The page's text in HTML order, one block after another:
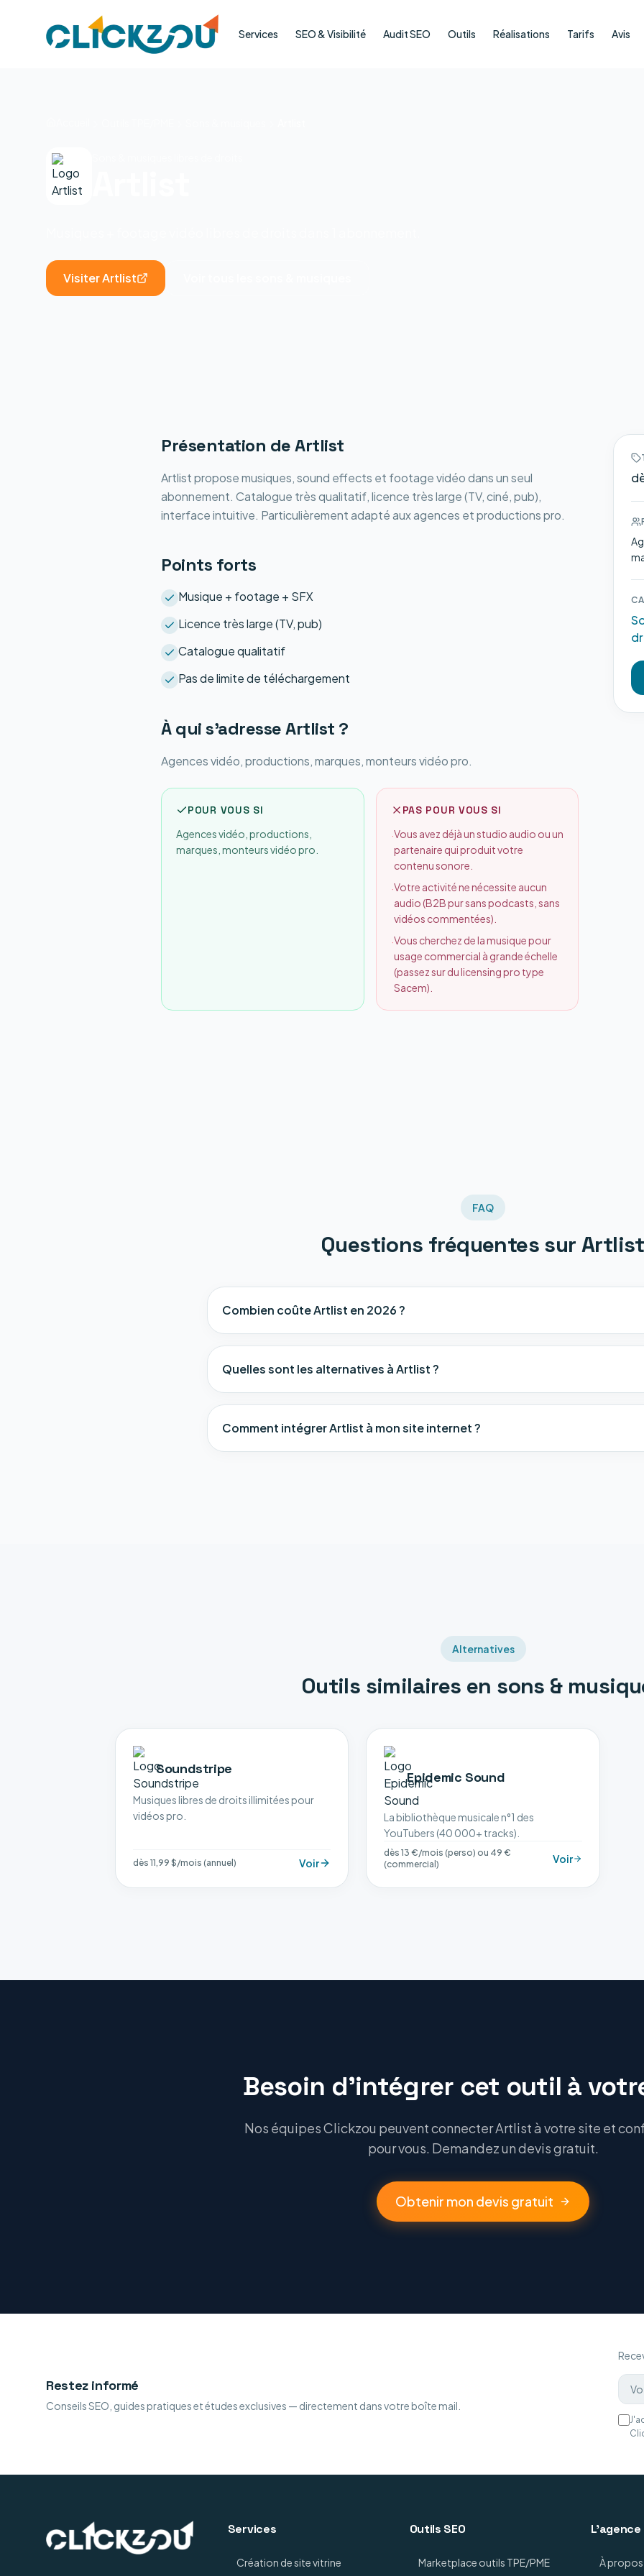
Services SEO & Visibilité Audit SEO Outils Réalisations Tarifs Avis
VisiterArtlist
Présentation deArtlist
Artlist propose musiques, sound effects et footage vidéo dans un seul
abonnement. Catalogue très qualitatif, licence très large (TV, ciné, pub),
interface intuitive. Particulièrement adapté aux agences et productions pro.
Points forts
Musique + footage + SFX
Licence très large (TV, pub)
Catalogue qualitatif
Pas de limite de téléchargement
À qui s'adresseArtlist ?
Agences vidéo, productions, marques, monteurs vidéo pro.
POUR VOUS SI
Agences vidéo, productions,
marques, monteurs vidéo pro.
PAS POUR VOUS SI
·Vous avez déjà un studio audio ou un
partenaire qui produit votre
contenu sonore.
·Votre activité ne nécessite aucun
audio (B2B pur sans podcasts, sans
vidéos commentées).
·Vous cherchez de la musique pour
usage commercial à grande échelle
(passez sur du licensing pro type
Sacem).
FAQ
Questions fréquentes surArtlist
Combien coûte Artlist en 2026 ?
Quelles sont les alternatives à Artlist ?
Comment intégrer Artlist à mon site internet ?
Alternatives
Outils similaires en sons &
Soundstripe
Musiques libres de droits illimitées pour
vidéos pro.
dès 11,99 $/mois (annuel) Voir
Epidemic Sound
La bibliothèque musicale n°1 des
YouTubers (40 000+ tracks).
dès 13 €/mois (perso) ou 49 €
(commercial)
Voir
Besoin d'intégrer cet outil à
Nos équipes Clickzou peuvent connecter Artlist à votre site et
pour vous. Demandez un devis gratuit.
Obtenir mon devis gratuit
Restez informé
Conseils SEO, guides pratiques et études exclusives — directement dans votre boîte mail.
Services
Création de site vitrine
Outils SEO
Marketplace outils TPE/PME
L'agence
À propos